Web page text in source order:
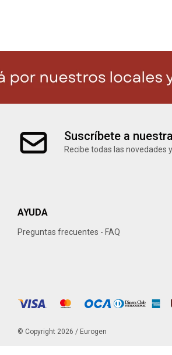
Suscríbete a
Recibe todas las novedades
AYUDA
Preguntas frecuentes - FAQ
© Copyright 2026 / Eurogen